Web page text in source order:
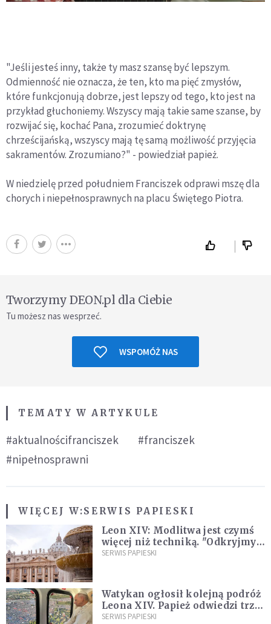
"Jeśli jesteś inny, także ty masz szansę być lepszym.
Odmienność nie oznacza, że ten, kto ma pięć zmysłów,
które funkcjonują dobrze, jest lepszy od tego, kto jest na
przykład głuchoniemy. Wszyscy mają takie same szanse, by
rozwijać się, kochać Pana, zrozumieć doktrynę
chrześcijańską, wszyscy mają tę samą możliwość przyjęcia
sakramentów. Zrozumiano?" - powiedział papież.
W niedzielę przed południem Franciszek odprawi mszę dla
chorych i niepełnosprawnych na placu Świętego Piotra.
Tworzymy DEON.pl dla Ciebie
Tu możesz nas wesprzeć.
WSPOMÓŻ NAS
TEMATY W ARTYKULE
#aktualnościfranciszek
#franciszek
#nipełnosprawni
WIĘCEJ W:SERWIS PAPIESKI
Leon XIV: Modlitwa jest czymś
więcej niż techniką. "Odkryjmy
ją na nowo"
SERWIS PAPIESKI
Watykan ogłosił kolejną podróż
Leona XIV. Papież odwiedzi trzy
kraje Ameryki Południowej
SERWIS PAPIESKI